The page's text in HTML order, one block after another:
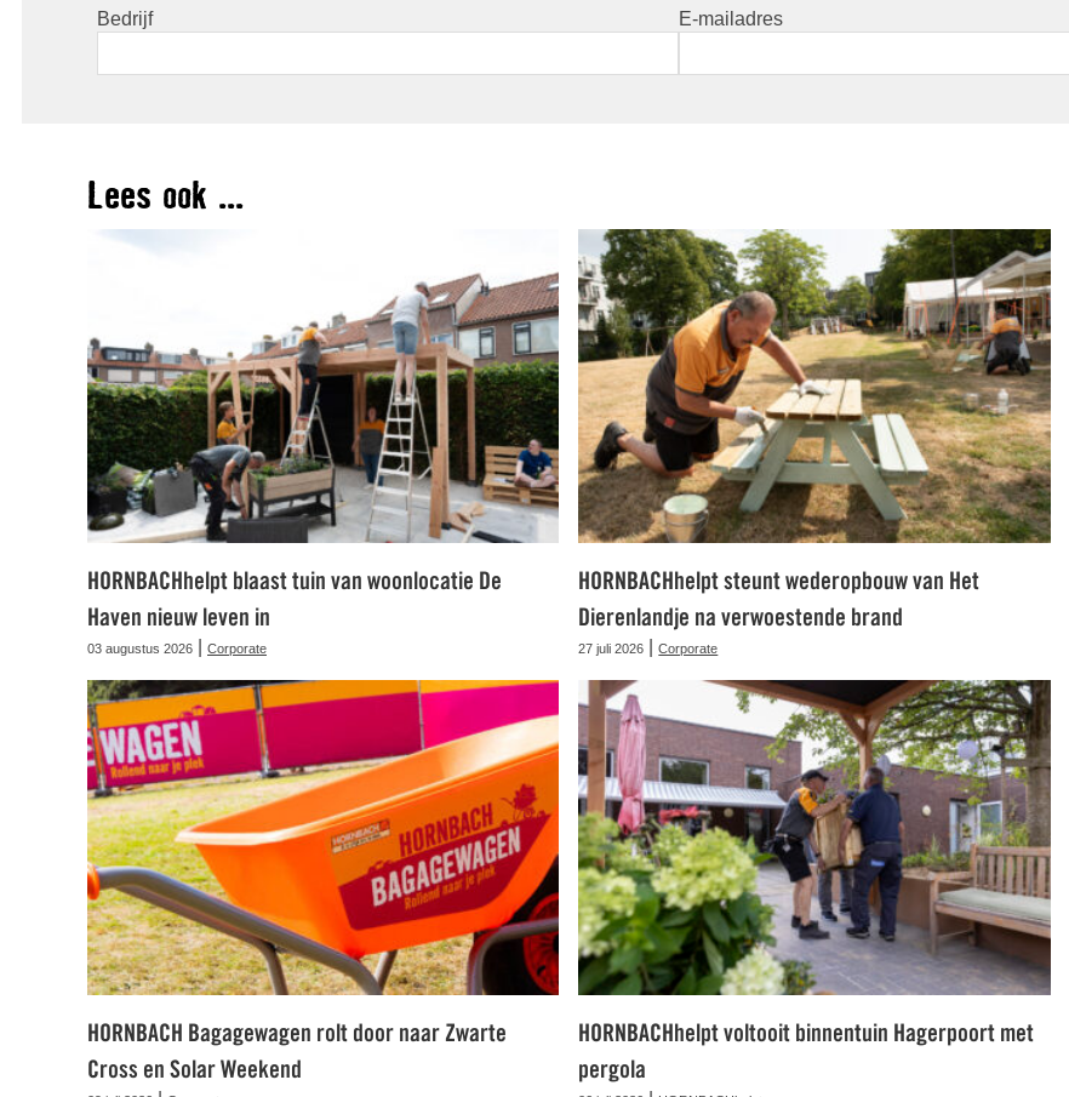
Bedrijf E-mailadres
Lees ook ...
HORNBACHhelpt blaast tuin van woonlocatie De
Haven nieuw leven in
03 augustus 2026 Corporate
HORNBACHhelpt steunt wederopbouw van Het
Dierenlandje na verwoestende brand
27 juli 2026 |Corporate
HORNBACH Bagagewagen rolt door naar Zwarte
Cross en Solar Weekend
HORNBACHhelpt voltooit binnentuin Hagerpoort met
pergola